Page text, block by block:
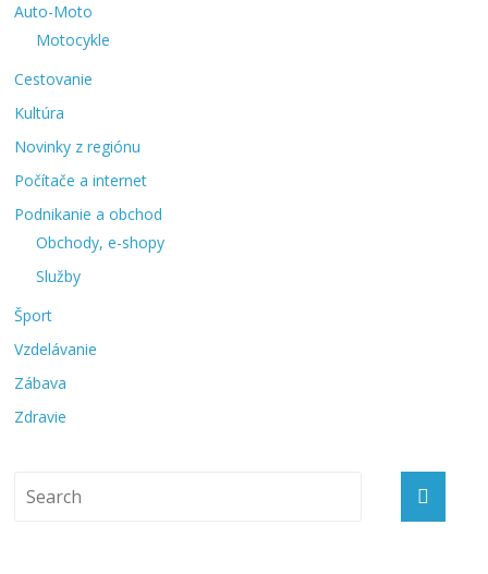
Auto-Moto
Motocykle
Cestovanie
Kultúra
Novinky z regiónu
Počítače a internet
Podnikanie a obchod
Obchody, e-shopy
Služby
Šport
Vzdelávanie
Zábava
Zdravie